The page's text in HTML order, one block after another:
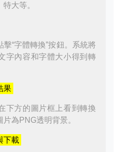
大等。
“字體轉換”按鈕。系統將
字內容和字體大小得到轉
果
下方的圖片框上看到轉換
為PNG透明背景。
下載